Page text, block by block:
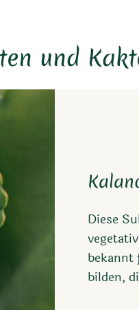
und
Diese
bekannt
bilden,